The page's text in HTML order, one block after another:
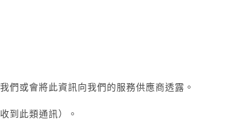
們或會將此資訊向我們的服務供應商透露。
到此類通訊）。